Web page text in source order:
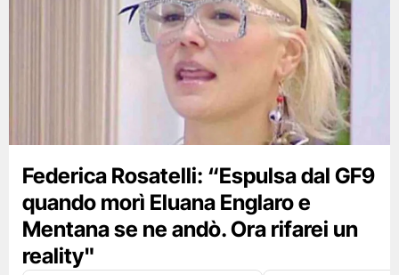
Federica Rosatelli: “Espulsa dal GF9
quando morì Eluana Englaro e
Mentana se ne andò. Ora rifarei un
reality"